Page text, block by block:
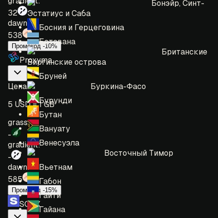
Бонэйр, Синт-
Эстатиус и Саба
Босния и Герцеговина
Ботсвана
Британские
Виргинские острова
Бруней
Буркина-Фасо
Бурунди
Бутан
Вануату
Венесуэла
Восточный Тимор
Вьетнам
Габон
Гаити
Гайана
32
dawn:
538
Промокод -10%
Proxyma
Цена:
5 USD = 1 GB
grass:
-
gradient:
-
dawn:
585
Промокод -15%
SOAX